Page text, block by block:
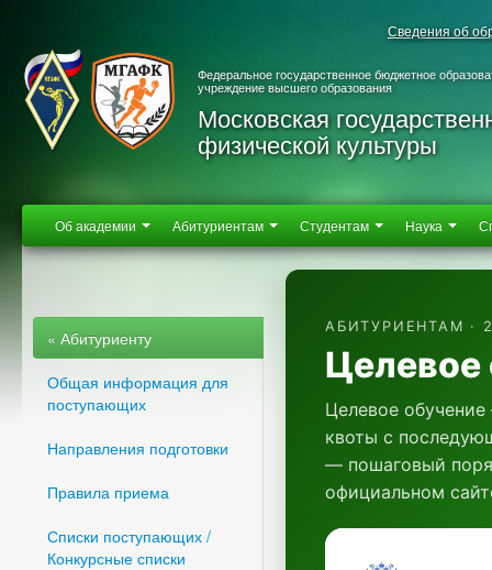
Сведения об
Федеральное государственное бюджетное
учреждение высшего образования
Московская
физической культуры
Об академии Абитуриентам Студентам Наука
« Абитуриенту
Общая информация для
поступающих
Направления подготовки
Правила приема
Списки поступающих /
Конкурсные списки
АБИТУРИЕНТАМ ·
Целевое
Целевое
квоты с
— пошаговый
официальном